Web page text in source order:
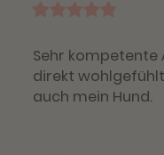
Sehr kompetente
direkt
auch mein Hund.